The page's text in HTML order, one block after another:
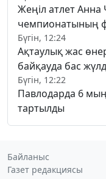
Жеңіл атлет
чемпионатының
Бүгін, 12:24
Ақтаулық жас
байқауда бас
Бүгін, 12:22
Павлодарда 6
тартылды
Байланыс
Газет редакциясы